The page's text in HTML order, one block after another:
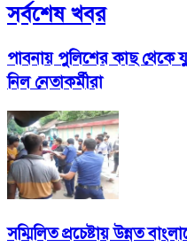
সর্বশেষ খবর
পাবনায় পুলিশের কাছ থেকে
নিল নেতাকর্মীরা
সম্মিলিত প্রচেষ্টায় উন্নত